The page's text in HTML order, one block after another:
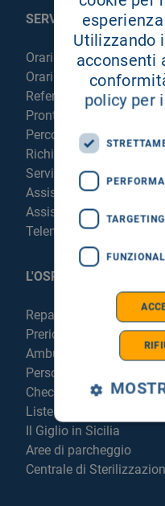
SERVIZI AL PAZIENTE
Orari sportelli
Orari visite
Referti online
Pronto Soccorso
Percorso chirurgico live
Richiedi la cartella clinica
Servizi per degenti e
Assistenza Religiosa
Assistenza Stranieri
Telemedicina
L'OSPEDALE
Reparti e Servizi
Prericovero e Hospitalist
Ambulatori
Personale
Check Up
Liste di attesa
Il Giglio in Sicilia
Aree di parcheggio
Centrale di
Utilizzando
acconsenti
policy per
TARGETING